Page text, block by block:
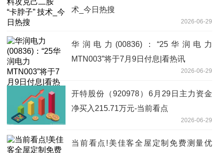
术_今日热搜
2026-06-29
华润电力(00836)：“25华润电力
MTN003”将于7月9日付息|看热讯
2026-06-29
开特股份（920978）6月29日主力资金
净买入215.71万元-当前看点
2026-06-29
当前看点!美佳客全屋定制免费测量优